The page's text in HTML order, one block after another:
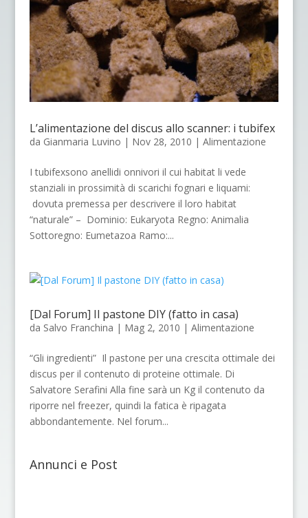
L’alimentazione del discus allo scanner: i tubifex
da Gianmaria Luvino | Nov 28, 2010 | Alimentazione
I tubifexsono anellidi onnivori il cui habitat li vede
stanziali in prossimità di scarichi fognari e liquami:
dovuta premessa per descrivere il loro habitat
“naturale” – Dominio: Eukaryota Regno: Animalia
Sottoregno: Eumetazoa Ramo:...
[Dal Forum] Il pastone DIY (fatto in casa)
da Salvo Franchina | Mag 2, 2010 | Alimentazione
“Gli ingredienti” Il pastone per una crescita ottimale dei
discus per il contenuto di proteine ottimale. Di
Salvatore Serafini Alla fine sarà un Kg il contenuto da
riporre nel freezer, quindi la fatica è ripagata
abbondantemente. Nel forum...
Annunci e Post